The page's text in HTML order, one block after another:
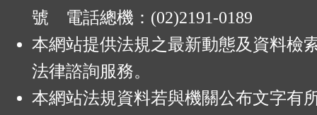
號 電話總機：(02)2191-0189
本網站提供法規之最新動態及資料檢
法律諮詢服務。
本網站法規資料若與機關公布文字有